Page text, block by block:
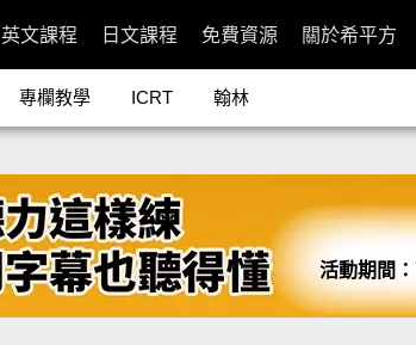
英文課程 日文課程 免費資源 關於希平方
專欄教學 ICRT 翰林
活動期間：